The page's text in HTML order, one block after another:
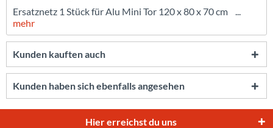
Ersatznetz 1 Stück für Alu Mini Tor 120 x 80 x 70 cm ...
mehr
Kunden kauften auch
Kunden haben sich ebenfalls angesehen
Hier erreichst du uns